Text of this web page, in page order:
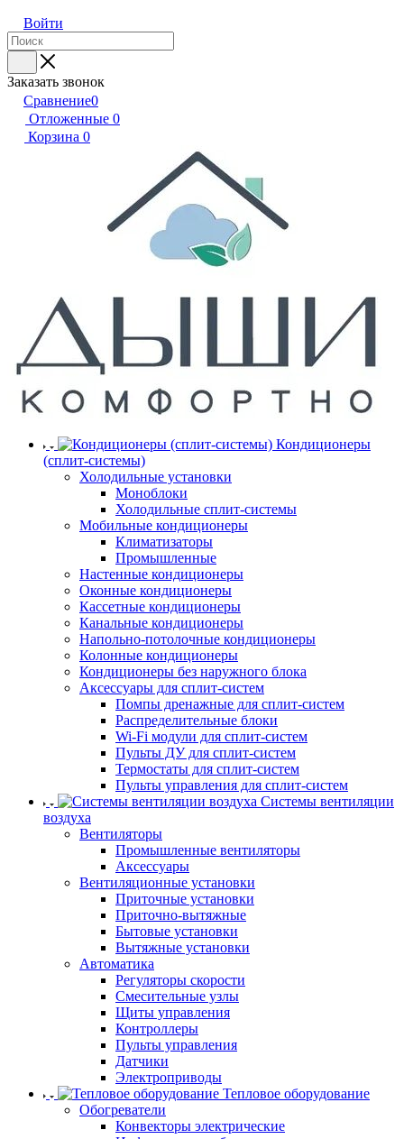
Войти
Заказать звонок
Сравнение0
Отложенные 0
Корзина 0
Кондиционеры
(сплит-системы)
Холодильные установки
Моноблоки
Холодильные сплит-системы
Мобильные кондиционеры
Климатизаторы
Промышленные
Настенные кондиционеры
Оконные кондиционеры
Кассетные кондиционеры
Канальные кондиционеры
Напольно-потолочные кондиционеры
Колонные кондиционеры
Кондиционеры без наружного блока
Аксессуары для сплит-систем
Помпы дренажные для сплит-систем
Распределительные блоки
Wi-Fi модули для сплит-систем
Пульты ДУ для сплит-систем
Термостаты для сплит-систем
Пульты управления для сплит-систем
Системы вентиляции
воздуха
Вентиляторы
Промышленные вентиляторы
Аксессуары
Вентиляционные установки
Приточные установки
Приточно-вытяжные
Бытовые установки
Вытяжные установки
Автоматика
Регуляторы скорости
Смесительные узлы
Щиты управления
Контроллеры
Пульты управления
Датчики
Электроприводы
Тепловое оборудование
Обогреватели
Конвекторы электрические